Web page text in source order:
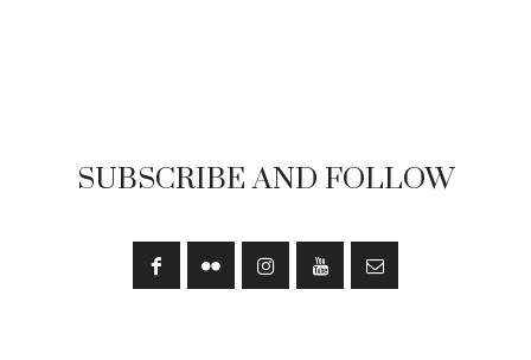
SUBSCRIBE AND FOLLOW